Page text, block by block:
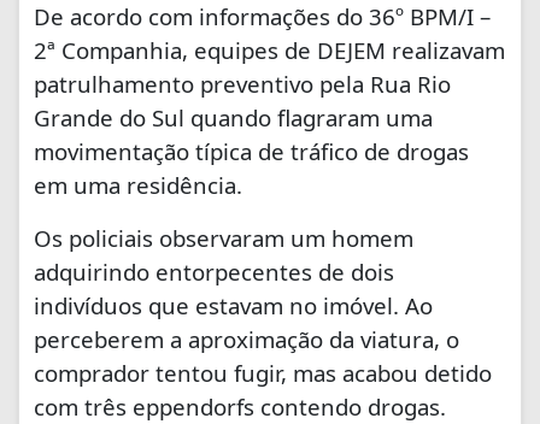
De acordo com informações do 36º BPM/I –
2ª Companhia, equipes de DEJEM realizavam
patrulhamento preventivo pela Rua Rio
Grande do Sul quando flagraram uma
movimentação típica de tráfico de drogas
em uma residência.
Os policiais observaram um homem
adquirindo entorpecentes de dois
indivíduos que estavam no imóvel. Ao
perceberem a aproximação da viatura, o
comprador tentou fugir, mas acabou detido
com três eppendorfs contendo drogas.